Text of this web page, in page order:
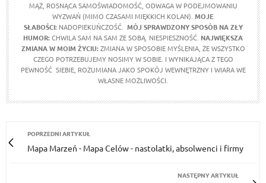
MĄŻ, ROSNĄCA SAMOŚWIADOMOŚĆ, ODWAGA W PODEJMOWANIU
WYZWAŃ (MIMO CZASAMI MIĘKKICH KOLAN). MOJE
SŁABOŚCI: NADOPIEKUŃCZOŚĆ. MÓJ SPRAWDZONY SPOSÓB NA ZŁY
HUMOR:CHWILA SAM NA SAM ZE SOBĄ. NIESPIESZNOŚĆ. NAJWIĘKSZA
ZMIANA W MOIM ŻYCIU:ZMIANA W SPOSOBIE MYŚLENIA, ŻE WSZYSTKO
CZEGO POTRZEBUJEMY NOSIMY W SOBIE. I WYNIKAJĄCA Z TEGO
PEWNOŚĆ SIEBIE, ROZUMIANA JAKO SPOKÓJ WEWNĘTRZNY I WIARA WE
WŁASNE MOŻLIWOŚCI.
POPRZEDNI ARTYKUŁ
Mapa Marzeń - Mapa Celów - nastolatki, absolwenci i firmy
NASTĘPNY ARTYKUŁ